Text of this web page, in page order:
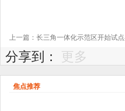
上一篇：长三角一体化示范区开始试
金
分享到： 更多
焦点推荐